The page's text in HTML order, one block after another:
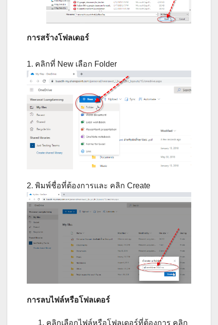
การสร้างโฟลเดอร์
1. คลิกที่ New เลือก Folder
2. พิมพ์ชื่อที่ต้องการและ คลิก Create
การลบไฟล์หรือโฟลเดอร์
คลิกเลือกไฟล์หรือโฟลเดอร์ที่ต้องการ คลิก